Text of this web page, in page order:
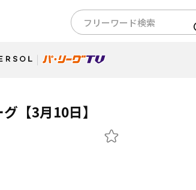
【3月10日】